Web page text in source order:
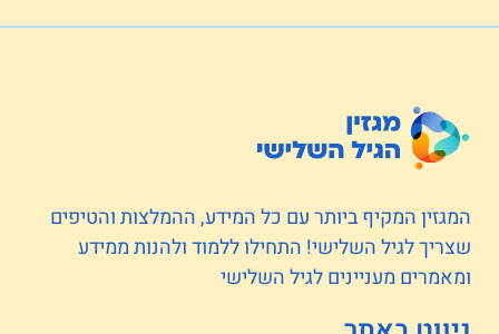
המגזין המקיף ביותר עם כל המידע, ההמלצות והטיפים
שצריך לגיל השלישי! התחילו ללמוד ולהנות ממידע
ומאמרים מעניינים לגיל השלישי